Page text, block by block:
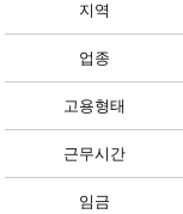
지역
업종
고용형태
근무시간
임금